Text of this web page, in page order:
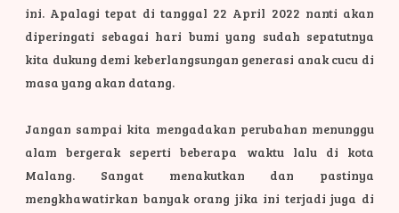
ini. Apalagi tepat di tanggal 22 April 2022 nanti akan
diperingati sebagai hari bumi yang sudah sepatutnya
kita dukung demi keberlangsungan generasi anak cucu di
masa yang akan datang.
Jangan sampai kita mengadakan perubahan menunggu
alam bergerak seperti beberapa waktu lalu di kota
Malang. Sangat menakutkan dan pastinya
mengkhawatirkan banyak orang jika ini terjadi juga di